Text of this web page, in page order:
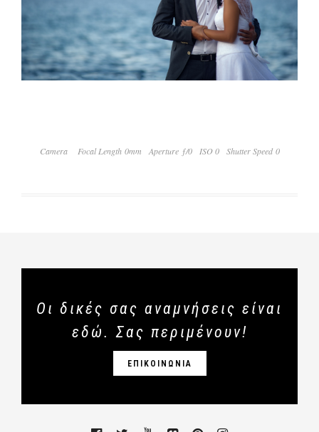
Camera Focal Length 0mm Aperture ƒ/0 ISO 0 Shutter Speed 0
Οι δικές σας αναμνήσεις είναι
εδώ. Σας περιμένουν!
ΕΠΙΚΟΙΝΩΝΙΑ